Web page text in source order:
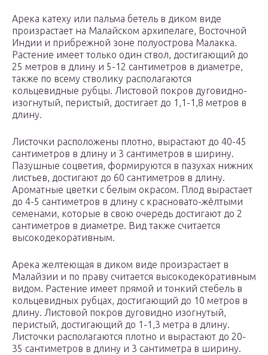
Арека катеху или пальма бетель в диком виде
произрастает на Малайском архипелаге, Восточной
Индии и прибрежной зоне полуострова Малакка.
Растение имеет только один ствол, достигающий до
25 метров в длину и 5-12 сантиметров в диаметре,
также по всему стволику располагаются
кольцевидные рубцы. Листовой покров дуговидно-
изогнутый, перистый, достигает до 1,1-1,8 метров в
длину.
Листочки расположены плотно, вырастают до 40-45
сантиметров в длину и 3 сантиметров в ширину.
Пазушные соцветия, формируются в пазухах нижних
листьев, достигают до 60 сантиметров в длину.
Ароматные цветки с белым окрасом. Плод вырастает
до 4-5 сантиметров в длину с красновато-жёлтыми
семенами, которые в свою очередь достигают до 2
сантиметров в диаметре. Вид также считается
высокодекоративным.
Арека желтеющая в диком виде произрастает в
Малайзии и по праву считается высокодекоративным
видом. Растение имеет прямой и тонкий стебель в
кольцевидных рубцах, достигающий до 10 метров в
длину. Листовой покров дуговидно изогнутый,
перистый, достигающий до 1-1,3 метра в длину.
Листочки располагаются плотно и вырастают до 20-
35 сантиметров в длину и 3 сантиметра в ширину.